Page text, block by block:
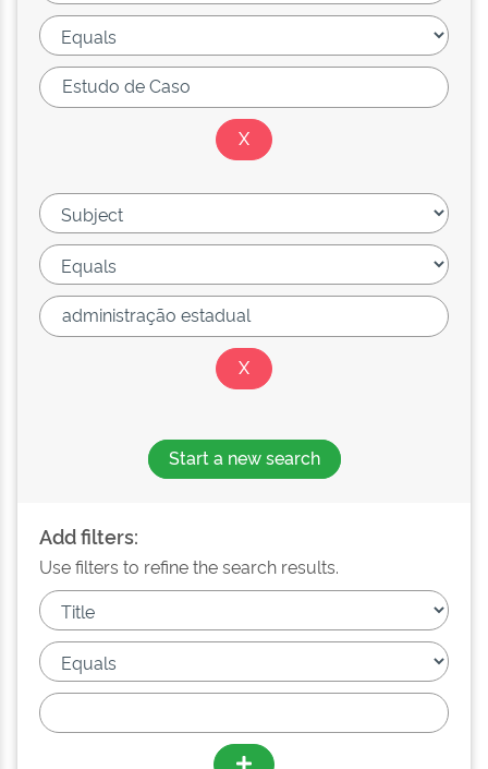
Start a new search
Add filters:
Use filters to refine the search results.